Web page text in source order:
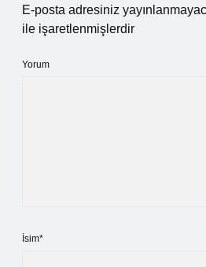
E-posta adresiniz
ile işaretlenmişlerdir
Yorum
İsim*